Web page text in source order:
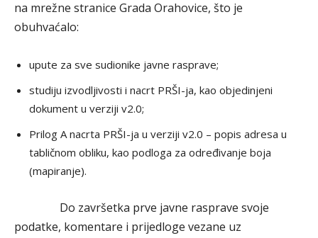
na mrežne stranice Grada Orahovice, što je
obuhvaćalo:
upute za sve sudionike javne rasprave;
studiju izvodljivosti i nacrt PRŠI-ja, kao objedinjeni
dokument u verziji v2.0;
Prilog A nacrta PRŠI-ja u verziji v2.0 – popis adresa u
tabličnom obliku, kao podloga za određivanje boja
(mapiranje).
Do završetka prve javne rasprave svoje
podatke, komentare i prijedloge vezane uz